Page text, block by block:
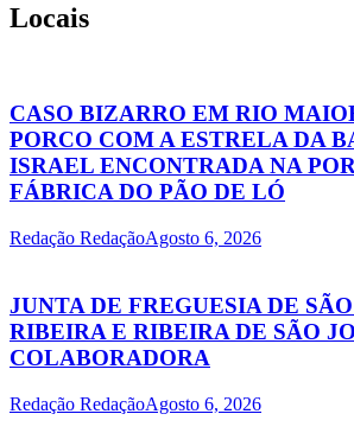
Locais
CASO BIZARRO EM RIO
PORCO COM A ESTRELA DA
ISRAEL ENCONTRADA NA
FÁBRICA DO PÃO DE LÓ
Redação RedaçãoAgosto 6, 2026
JUNTA DE FREGUESIA DE
RIBEIRA E RIBEIRA DE SÃO
COLABORADORA
Redação RedaçãoAgosto 6, 2026